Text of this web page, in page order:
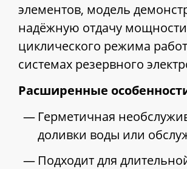
элементов, модель
надёжную отдачу
циклического режима
системах резервного
Расширенные
Герметичная
доливки воды или
Подходит для